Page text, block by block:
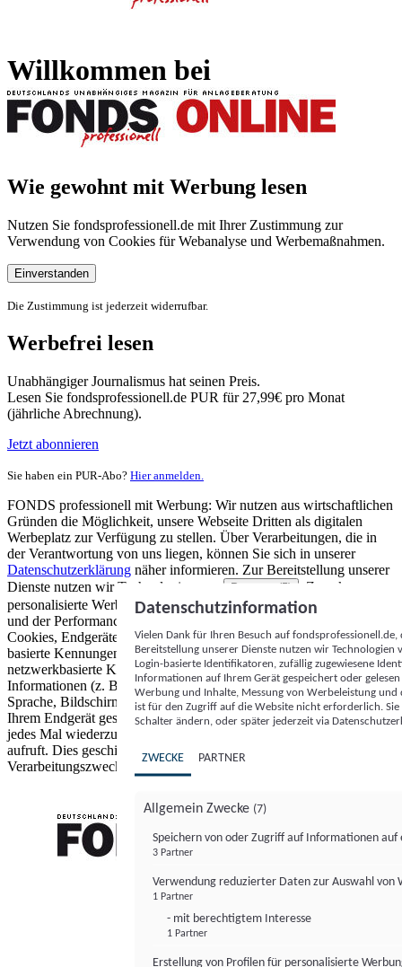
Willkommen bei
Wie gewohnt mit Werbung lesen
Nutzen Sie fondsprofessionell.de mit Ihrer Zustimmung zur
Verwendung von Cookies für Webanalyse und Werbemaßnahmen.
Einverstanden
Die Zustimmung ist jederzeit widerrufbar.
Werbefrei lesen
Unabhängiger Journalismus hat seinen Preis.
Lesen Sie fondsprofessionell.de PUR für 27,99€ pro Monat
(jährliche Abrechnung).
Jetzt abonnieren
Sie haben ein PUR-Abo? Hier anmelden.
FONDS professionell mit Werbung: Wir nutzen aus wirtschaftlichen
Gründen die Möglichkeit, unsere Webseite Dritten als digitalen
Werbeplatz zur Verfügung zu stellen. Über Verarbeitungen, die in
der Verantwortung von uns liegen, können Sie sich in unserer
Datenschutzerklärung näher informieren. Zur Bereitstellung unserer
Dienste nutzen wir Technologien von
Partnern (5)
. Zwecke:
personalisierte Werbung und Inhalte, Messung von Werbeleistung
und der Performance von Inhalten sowie Zielgruppenforschung.
Cookies, Endgeräte- oder ähnliche Online-Kennungen (z. B. login-
basierte Kennungen, zufällig generierte Kennungen,
netzwerkbasierte Kennungen) können zusammen mit anderen
Informationen (z. B. Browsertyp und Browserinformationen,
Sprache, Bildschirmgröße, unterstützte Technologien usw.) auf
Ihrem Endgerät gespeichert oder von dort ausgelesen werden, um es
jedes Mal wiederzuerkennen, wenn es eine App oder einer Webseite
aufruft. Dies geschieht für einen oder mehrere der hier aufgeführten
Verarbeitungszwecke.
Datenschutzinformation
Vielen Dank für Ihren Besuch auf
Bereitstellung unserer Dienste nutzen wir Technologien
Login-basierte Identifikatoren, zufällig zugewiesene
Informationen auf Ihrem Gerät gespeichert oder
Werbung und Inhalte, Messung von Werbeleistung
ist für den Zugriff auf die Website nicht erforderlich.
Schalter ändern, oder später jederzeit via
ZWECKE PARTNER
Allgemein Zwecke (7)
Speichern von oder Zugriff auf Informationen auf
3 Partner
Verwendung reduzierter Daten zur Auswahl von
1 Partner
- mit berechtigtem Interesse
1 Partner
Erstellung von Profilen für personalisierte
FONDS professionell